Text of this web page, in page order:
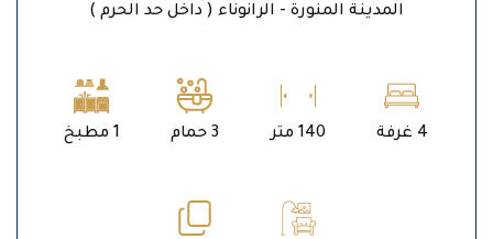
المدينة المنورة - الرانوناء ( داخل حد الحرم )
4 غرفة 140 متر 3 حمام 1 مطبخ